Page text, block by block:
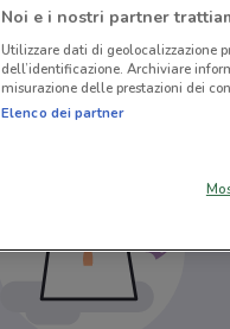
Noi e i nostri partner
Utilizzare dati di geolocalizzazione
dell’identificazione. Archiviare
misurazione delle prestazioni dei
Elenco dei partner